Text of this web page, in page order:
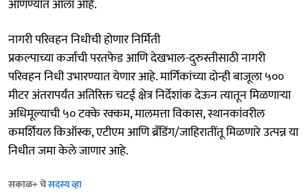
आणण्यात आला आहे.
नागरी परिवहन निधीची होणार निर्मिती
प्रकल्पाच्या कर्जाची परतफेड आणि देखभाल-दुरुस्तीसाठी नागरी
परिवहन निधी उभारण्यात येणार आहे. मार्गिकांच्या दोन्ही बाजूला ५००
मीटर अंतरापर्यंत अतिरिक्त चटई क्षेत्र निर्देशांक देऊन त्यातून मिळणाऱ्या
अधिमूल्याची ५० टक्के रक्कम, मालमत्ता विकास, स्थानकांवरील
कमर्शियल किऑस्क, एटीएम आणि ब्रँडिंग/जाहिरातींतू मिळणारे उत्पन्न या
निधीत जमा केले जाणार आहे.
सकाळ+ चेसदस्य व्हा